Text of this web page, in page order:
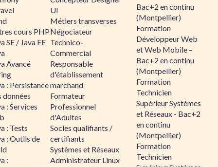
cours PHP
SE / Java EE
Avancé
: Persistance
données
: Services
: Tests
: Outils de
:
UI
Métiers transverses
Négociateur
Technico-
Commercial
Responsable
d'établissement
marchand
Formateur
Professionnel
d'Adultes
Socles qualifiants /
certifiants
Systèmes et Réseaux
Administrateur Linux
Bac+2 en continu
(Montpellier)
Formation
Développeur Web
et Web Mobile –
Bac+2 en continu
(Montpellier)
Formation
Technicien
Supérieur Systèmes
et Réseaux - Bac+2
en continu
(Montpellier)
Formation
Technicien